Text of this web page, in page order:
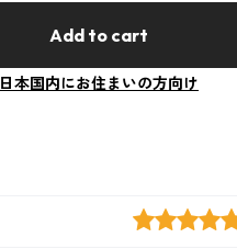
Add to cart
日本国内にお住まいの方向け